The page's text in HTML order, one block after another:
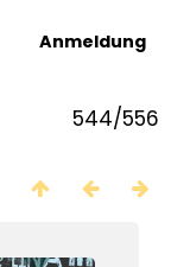
Anmeldung
544/556